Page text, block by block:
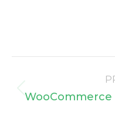
WooCommerce